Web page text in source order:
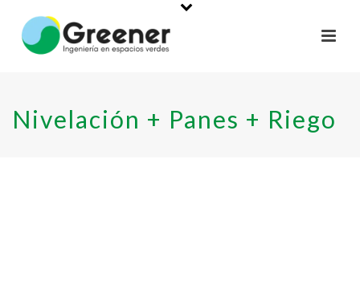
Nivelación + Panes + Riego